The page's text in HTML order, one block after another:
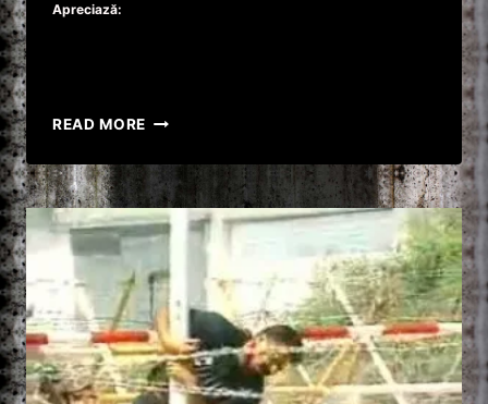
Apreciază:
READ MORE VIDEO
LUI
ION
RAMARU
–
CRIMINALUL
CARE
A
TERORIZAT
BUCURESTIUL
ANILOR
’70